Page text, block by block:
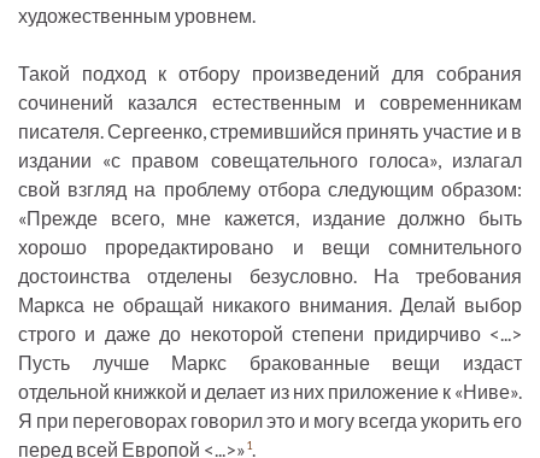
художественным уровнем.
Такой подход к отбору произведений для собрания
сочинений казался естественным и современникам
писателя. Сергеенко, стремившийся принять участие и в
издании «с правом совещательного голоса», излагал
свой взгляд на проблему отбора следующим образом:
«Прежде всего, мне кажется, издание должно быть
хорошо проредактировано и вещи сомнительного
достоинства отделены безусловно. На требования
Маркса не обращай никакого внимания. Делай выбор
строго и даже до некоторой степени придирчиво <...>
Пусть лучше Маркс бракованные вещи издаст
отдельной книжкой и делает из них приложение к «Ниве».
Я при переговорах говорил это и могу всегда укорить его
перед всей Европой <...>»1.